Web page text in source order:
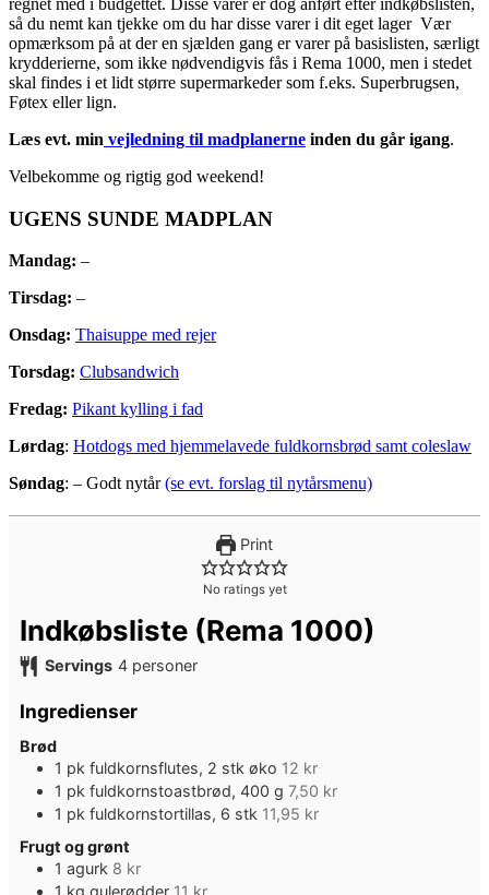
så du nemt kan tjekke om du har disse varer i dit eget lager Vær
opmærksom på at der en sjælden gang er varer på basislisten, særligt
krydderierne, som ikke nødvendigvis fås i Rema 1000, men i stedet
skal findes i et lidt større supermarkeder som f.eks. Superbrugsen,
Føtex eller lign.
Læs evt. min vejledning til madplanerne inden du går igang.
Velbekomme og rigtig god weekend!
UGENS SUNDE MADPLAN
Mandag: –
Tirsdag: –
Onsdag: Thaisuppe med rejer
Torsdag: Clubsandwich
Fredag: Pikant kylling i fad
Lørdag: Hotdogs med hjemmelavede fuldkornsbrød samt coleslaw
Søndag: – Godt nytår(se evt. forslag til nytårsmenu)
Print
No ratings yet
Indkøbsliste (Rema 1000)
Servings 4 personer
Ingredienser
Brød
1 pk fuldkornsflutes, 2 stk øko 12 kr
1 pk fuldkornstoastbrød, 400 g 7,50 kr
1 pk fuldkornstortillas, 6 stk 11,95 kr
Frugt og grønt
1 agurk 8 kr
1 kg gulerødder 11 kr